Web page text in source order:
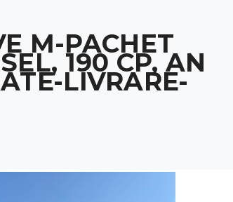
M-PACHET
190 CP, AN
LIVRARE-